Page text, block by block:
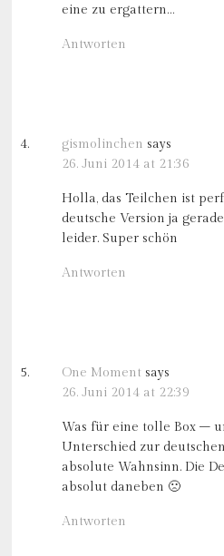
eine zu ergattern…
Antworten
gismolinchen says
26. Juni 2014 at 21:36
Holla, das Teilchen ist
deutsche Version ja
leider. Super schön
Antworten
One Moment says
26. Juni 2014 at 22:39
Was für eine tolle Box –
Unterschied zur
absolute Wahnsinn. Die
absolut daneben 🙁
Antworten